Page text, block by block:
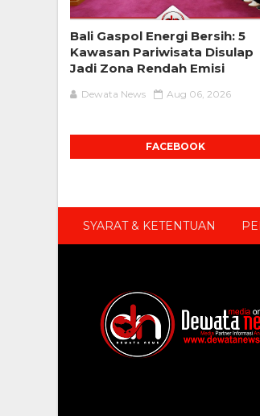
Bali Gaspol Energi Bersih: 5
Kawasan Pariwisata Disulap
Jadi Zona Rendah Emisi
Dewata News Aug 06, 2026
FACEBOOK
SYARAT & KETENTUAN